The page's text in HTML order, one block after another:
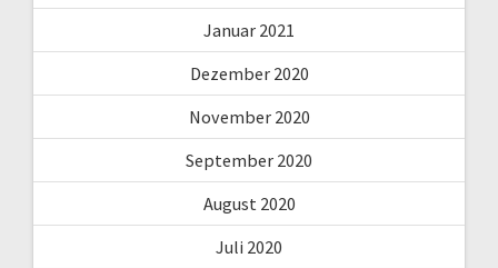
Januar 2021
Dezember 2020
November 2020
September 2020
August 2020
Juli 2020